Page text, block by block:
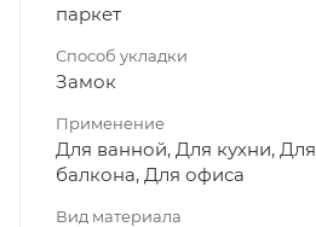
паркет
Способ укладки
Замок
Применение
Для ванной, Для кухни,
балкона, Для офиса
Вид материала